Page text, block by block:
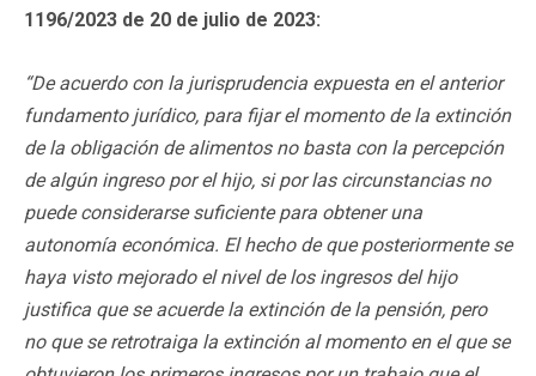
1196/2023 de 20 de julio de 2023:
“De acuerdo con la jurisprudencia expuesta en el anterior
fundamento jurídico, para fijar el momento de la extinción
de la obligación de alimentos no basta con la percepción
de algún ingreso por el hijo, si por las circunstancias no
puede considerarse suficiente para obtener una
autonomía económica. El hecho de que posteriormente se
haya visto mejorado el nivel de los ingresos del hijo
justifica que se acuerde la extinción de la pensión, pero
no que se retrotraiga la extinción al momento en el que se